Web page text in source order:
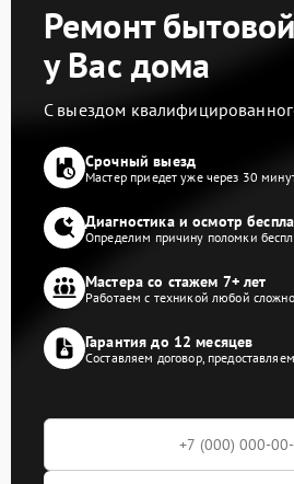
Ремонт
у Вас дома
С выездом
Срочный выезд
Мастер приедет уже через 30
Диагностика и осмотр
Определим причину поломки
Мастера со стажем 7+ лет
Работаем с техникой любой
Гарантия до 12 месяцев
Составляем договор,